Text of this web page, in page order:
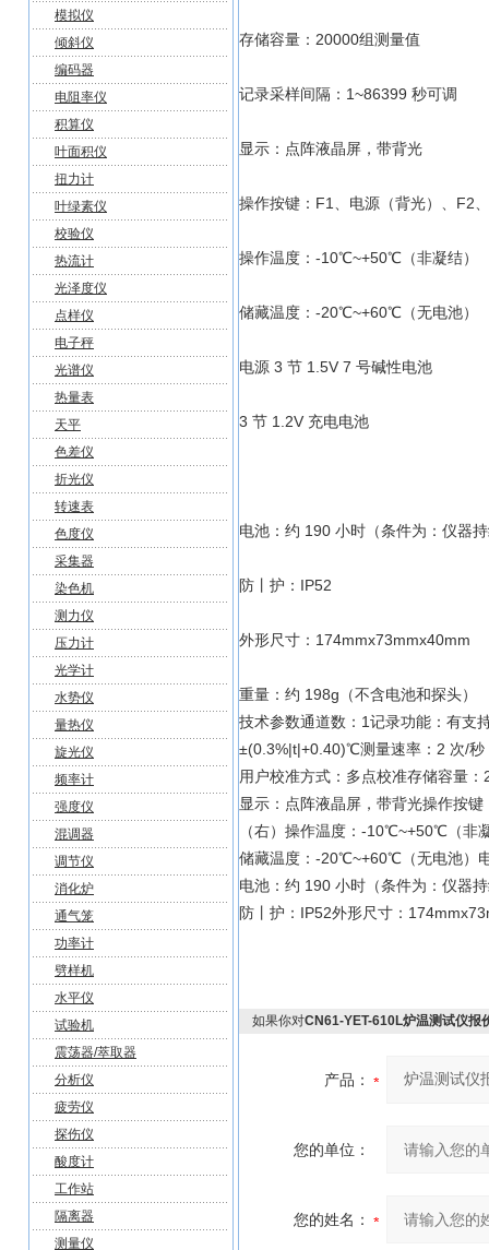
模拟仪
倾斜仪
编码器
电阻率仪
积算仪
叶面积仪
扭力计
叶绿素仪
校验仪
热流计
光泽度仪
点样仪
电子秤
光谱仪
热量表
天平
色差仪
折光仪
转速表
色度仪
采集器
染色机
测力仪
压力计
光学计
水势仪
量热仪
旋光仪
频率计
强度仪
混调器
调节仪
消化炉
通气笼
功率计
劈样机
水平仪
试验机
震荡器/萃取器
分析仪
疲劳仪
探伤仪
酸度计
工作站
隔离器
测量仪
存储容量：20000组测量值
记录采样间隔：1~86399 秒可调
显示：点阵液晶屏，带背光
操作按键：F1、电源（背光）、F2
操作温度：-10℃~+50℃（非凝结）
储藏温度：-20℃~+60℃（无电池）
电源 3 节 1.5V 7 号碱性电池
3 节 1.2V 充电电池
电池：约 190 小时（条件为：仪器
防丨护：IP52
外形尺寸：174mmx73mmx40mm
重量：约 198g（不含电池和探头）
技术参数通道数：1记录功能：有
±(0.3%|t|+0.40)℃测量速率：2 次/秒
用户校准方式：多点校准存储容量
显示：点阵液晶屏，带背光操作按
（右）操作温度：-10℃~+50℃（非
储藏温度：-20℃~+60℃（无电池）
电池：约 190 小时（条件为：仪器
防丨护：IP52外形尺寸：
如果你对CN61-YET-610L炉温测试仪报
产品：
您的单位：
您的姓名：